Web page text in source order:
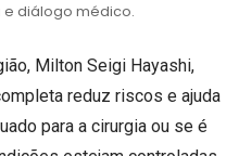
diálogo médico.
Milton Seigi Hayashi,
reduz riscos e ajuda
para a cirurgia ou se é